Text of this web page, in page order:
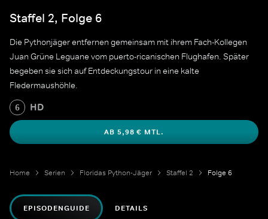
Staffel 2, Folge 6
Die Pythonjäger entfernen gemeinsam mit ihrem Fach-Kollegen
Juan Grüne Leguane vom puerto-ricanischen Flughafen. Später
begeben sie sich auf Entdeckungstour in eine kalte
Fledermaushöhle.
6 HD
AB 5,98 € MTL.
Home Serien Floridas Python-Jäger Staffel 2 Folge 6
EPISODENGUIDE DETAILS